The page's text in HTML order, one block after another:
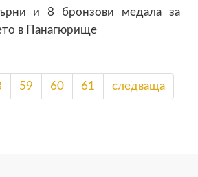
и 8 бронзови медала за
в Панагюрище
59 60 61 следваща